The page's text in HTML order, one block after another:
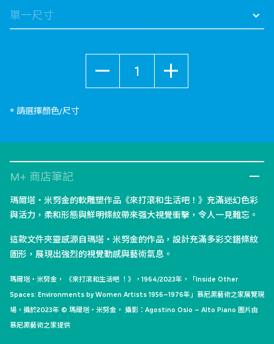
* 請選擇顏色/尺寸
M+ 商店筆記
瑪爾塔・米努金的軟雕塑作品《來打滾和生活吧！》充滿迷幻色彩
與活力，柔和形態與鮮明條紋帶來强大視覺衝擊，令人一見難忘。
這款文件夾靈感源自瑪塔・米努金的作品，設計充滿多彩交錯條紋
圖形，展現出強烈的視覺動感與藝術氣息。
瑪爾塔・米努金， 《來打滾和生活吧 ！》，1964/2023年，「Inside Other
Spaces: Environments by Women Artists 1956–1976年」慕尼黑藝術之家展覽現
場，攝於2023年 © 瑪爾塔・米努金， 攝影：Agostino Osio – Alto Piano 圖片由
慕尼黑藝術之家提供